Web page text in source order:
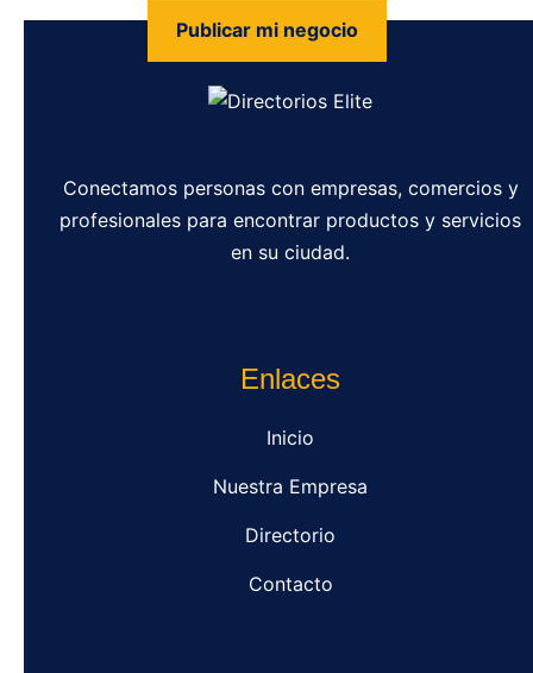
Publicar mi negocio
Conectamos personas con empresas, comercios y
profesionales para encontrar productos y servicios
en su ciudad.
Enlaces
Inicio
Nuestra Empresa
Directorio
Contacto